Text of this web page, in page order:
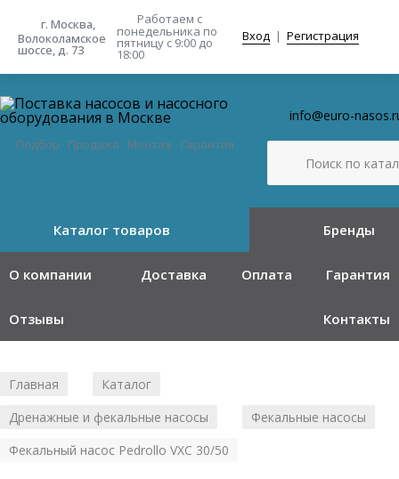
г. Москва,
Волоколамское
шоссе, д. 73
Работаем с
понедельника по
пятницу с 9:00 до
18:00
Вход | Регистрация
Подбор · Продажа · Монтаж · Гарантия
info@euro-
Каталог товаров Бренды
О компании Доставка Оплата Гарантия
Отзывы Контакты
Главная Каталог
Дренажные и фекальные насосы
Фекальные насосы
Фекальный насос Pedrollo VXC 30/50